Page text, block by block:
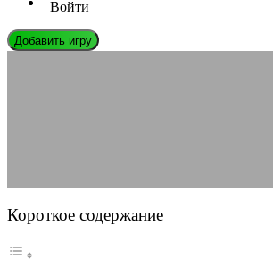
Войти
Добавить игру
Короткое содержание